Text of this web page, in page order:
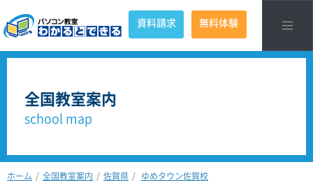
資料請求 無料体験
全国教室案内
school map
ホーム 全国教室案内 佐賀県
ゆめタウン佐賀校